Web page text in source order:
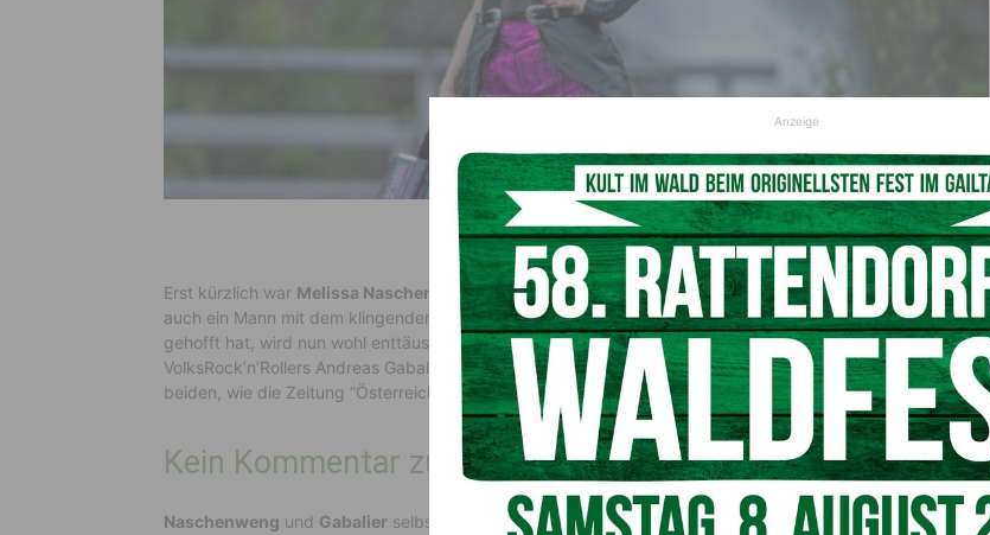
© Sony-Music-Adla-Media-scaled
Erst kürzlich war Melissa Naschenwengbeim “Mamma-Mia”-Musical in Mörbisch. Und mit ihr war dort
auch ein Mann mit dem klingenden NamenGabalier. Wer nun allerdings auf ein musikalisches Traumpaar
gehofft hat, wird nun wohl enttäuscht. An Naschenwengs Seite war nämlich der jüngste Bruder des
VolksRock’n’Rollers Andreas Gabalier:
Toni Gabalier
. Nun ranken sich wilde Liebesgerüchte um die
beiden, wie die Zeitung “Österreich” berichtet.
Kein Kommentar zum gemeinsamen Auftritt
Naschenweng und Gabalier selbst wollten allerdings im Gespräch mit der Tageszeitung nicht zu viel
Anzeige